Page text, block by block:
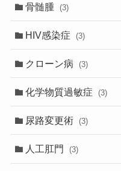
骨髄腫 (3)
HIV感染症 (3)
クローン病 (3)
化学物質過敏症 (3)
尿路変更術 (3)
人工肛門 (3)